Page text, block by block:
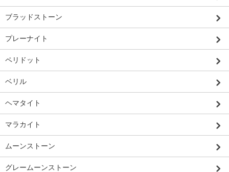
ブラッドストーン
プレーナイト
ペリドット
ベリル
ヘマタイト
マラカイト
ムーンストーン
グレームーンストーン